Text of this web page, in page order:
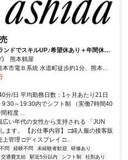
ンドでスキルUP♪希望休あり＋年間休日
ら始めるので安心◎
) 熊本鶴屋
市電Ｂ系統 水道町徒歩約1分、熊本市
筋徒歩約2分、熊本市電Ａ系統/熊本市
歩約5分 熊本市電「通町筋駅」徒歩1分
分/日 平均勤務日数：1ヶ月あたり21日
9:30～19:30内でシフト制 （実働7時間40
程度 ...
い年代の女性から支持される 「JUN
ます。 【お仕事内容】 □婦人服の接客販
管理 □ディスプレイ □...
問 経験不問 未経験者歓迎
研修あり
交通費支給 駅近5分以内 シフト制 社割あり